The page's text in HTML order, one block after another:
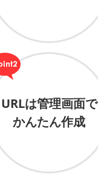
URLは管理画面で
かんたん作成